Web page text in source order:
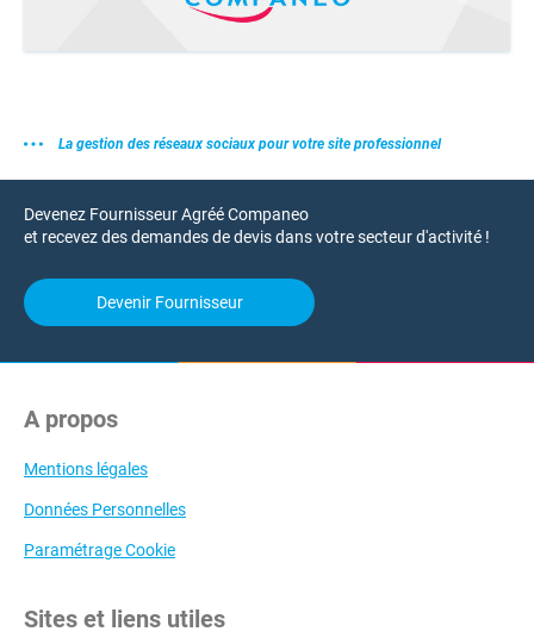
La gestion des réseaux sociaux pour votre site professionnel
Devenez Fournisseur Agréé Companeo
et recevez des demandes de devis dans votre secteur d'activité !
Devenir Fournisseur
A propos
Mentions légales
Données Personnelles
Paramétrage Cookie
Sites et liens utiles